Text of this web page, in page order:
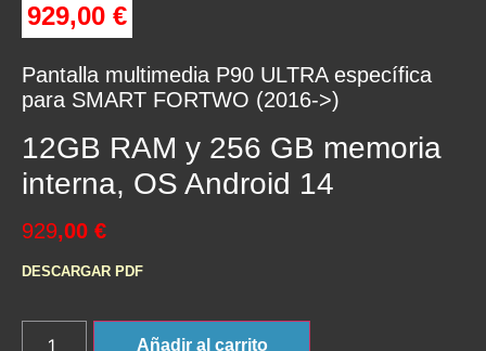
929,00 €
Pantalla multimedia P90 ULTRA específica
para SMART FORTWO (2016->)
12GB RAM y 256 GB memoria
interna, OS Android 14
929,00 €
DESCARGAR PDF
Añadir al carrito